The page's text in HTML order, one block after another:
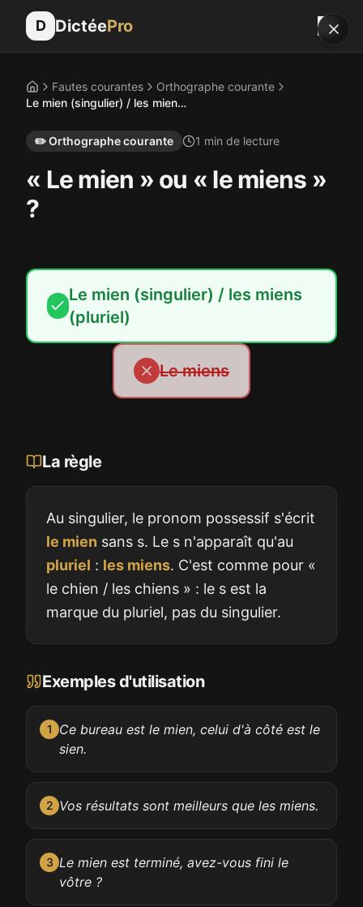
D DictéePro
AccueilFautes courantes
Orthographe courante
Le mien (singulier) / les miens (pluriel)
✏️Orthographe courante 1 min de lecture
« Le mien » ou « le miens »
?
Le mien (singulier) / les miens
(pluriel)
Le miens
La règle
Au singulier, le pronom possessif s'écrit
le mien sans s. Le s n'apparaît qu'au
pluriel : les miens. C'est comme pour «
le chien / les chiens » : le s est la
marque du pluriel, pas du singulier.
Exemples d'utilisation
1
Ce bureau est le mien, celui d'à côté est le
sien.
2 Vos résultats sont meilleurs que les miens.
3 Le mien est terminé, avez-vous fini le
vôtre ?